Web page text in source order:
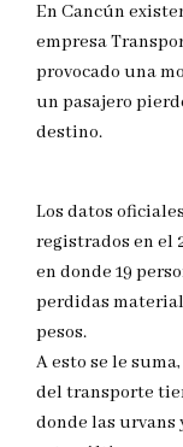
En Cancún
empresa
provocado una
un pasajero
destino.
Los datos
registrados en el
en donde 19
perdidas
pesos.
A esto se le
del transporte
donde las urvans